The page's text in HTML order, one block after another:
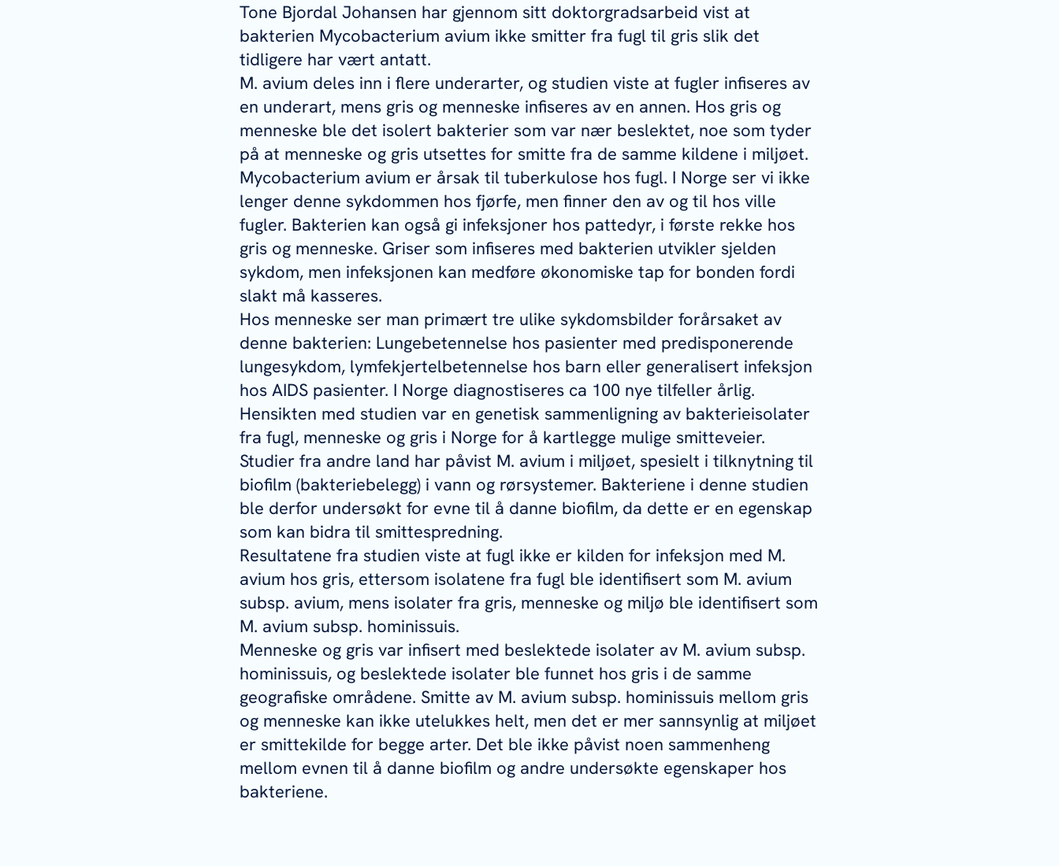
Tone Bjordal Johansen har gjennom sitt doktorgradsarbeid vist at
bakterien Mycobacterium avium ikke smitter fra fugl til gris slik det
tidligere har vært antatt.
M. avium deles inn i flere underarter, og studien viste at fugler infiseres av
en underart, mens gris og menneske infiseres av en annen. Hos gris og
menneske ble det isolert bakterier som var nær beslektet, noe som tyder
på at menneske og gris utsettes for smitte fra de samme kildene i miljøet.
Mycobacterium avium er årsak til tuberkulose hos fugl. I Norge ser vi ikke
lenger denne sykdommen hos fjørfe, men finner den av og til hos ville
fugler. Bakterien kan også gi infeksjoner hos pattedyr, i første rekke hos
gris og menneske. Griser som infiseres med bakterien utvikler sjelden
sykdom, men infeksjonen kan medføre økonomiske tap for bonden fordi
slakt må kasseres.
Hos menneske ser man primært tre ulike sykdomsbilder forårsaket av
denne bakterien: Lungebetennelse hos pasienter med predisponerende
lungesykdom, lymfekjertelbetennelse hos barn eller generalisert infeksjon
hos AIDS pasienter. I Norge diagnostiseres ca 100 nye tilfeller årlig.
Hensikten med studien var en genetisk sammenligning av bakterieisolater
fra fugl, menneske og gris i Norge for å kartlegge mulige smitteveier.
Studier fra andre land har påvist M. avium i miljøet, spesielt i tilknytning til
biofilm (bakteriebelegg) i vann og rørsystemer. Bakteriene i denne studien
ble derfor undersøkt for evne til å danne biofilm, da dette er en egenskap
som kan bidra til smittespredning.
Resultatene fra studien viste at fugl ikke er kilden for infeksjon med M.
avium hos gris, ettersom isolatene fra fugl ble identifisert som M. avium
subsp. avium, mens isolater fra gris, menneske og miljø ble identifisert som
M. avium subsp. hominissuis.
Menneske og gris var infisert med beslektede isolater av M. avium subsp.
hominissuis, og beslektede isolater ble funnet hos gris i de samme
geografiske områdene. Smitte av M. avium subsp. hominissuis mellom gris
og menneske kan ikke utelukkes helt, men det er mer sannsynlig at miljøet
er smittekilde for begge arter. Det ble ikke påvist noen sammenheng
mellom evnen til å danne biofilm og andre undersøkte egenskaper hos
bakteriene.